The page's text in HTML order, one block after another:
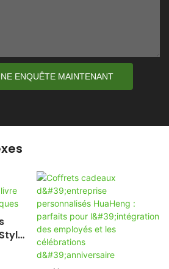
ENQUÊTE MAINTENANT